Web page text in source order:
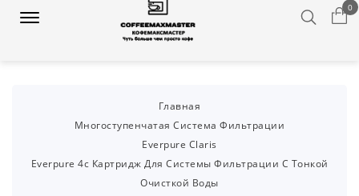
0
Главная
Многоступенчатая Система Фильтрации
Everpure Claris
Everpure 4c Картридж Для Системы Фильтрации С Тонкой
Очисткой Воды